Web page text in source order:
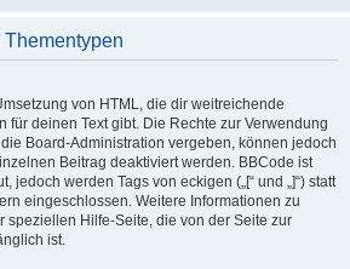
Thementypen
von HTML, die dir weitreichende
für deinen Text gibt. Die Rechte zur Verwendung
Board-Administration vergeben, können jedoch
Beitrag deaktiviert werden. BBCode ist
jedoch werden Tags von eckigen („[“ und „]“) statt
eingeschlossen. Weitere Informationen zu
speziellen Hilfe-Seite, die von der Seite zur
ist.